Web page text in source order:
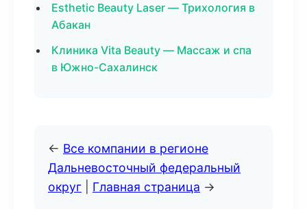
Esthetic Beauty Laser — Трихология в
Абакан
Клиника Vita Beauty — Массаж и спа
в Южно-Сахалинск
← Все компании в регионе
Дальневосточный федеральный
округ
Главная страница →